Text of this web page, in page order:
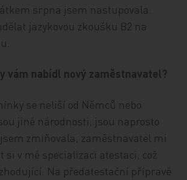
srpna jsem nastupovala.
jazykovou zkoušku B2 na
vám nabídl nový zaměstnavatel?
se neliší od Němců nebo
jiné národnosti, jsou naprosto
zmiňovala, zaměstnavatel mi
si v mé specializaci atestaci, což
Na předatestační přípravě